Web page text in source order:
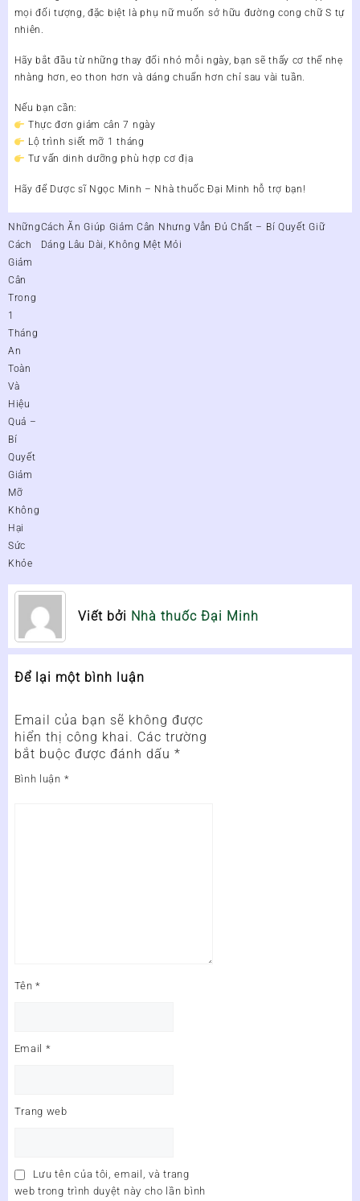
mọi đối tượng, đặc biệt là phụ nữ muốn sở hữu đường cong chữ S tự
nhiên.
Hãy bắt đầu từ những thay đổi nhỏ mỗi ngày, bạn sẽ thấy cơ thể nhẹ
nhàng hơn, eo thon hơn và dáng chuẩn hơn chỉ sau vài tuần.
Nếu bạn cần:
Thực đơn giảm cân 7 ngày
Lộ trình siết mỡ 1 tháng
Tư vấn dinh dưỡng phù hợp cơ địa
Hãy để Dược sĩ Ngọc Minh – Nhà thuốc Đại Minh hỗ trợ bạn!
Điều
hướng
bài
viết
Những
Cách
Giảm
Cân
Trong
1
Tháng
An
Toàn
Và
Hiệu
Quả –
Bí
Quyết
Giảm
Mỡ
Không
Hại
Sức
Khỏe
Cách Ăn Giúp Giảm Cân Nhưng Vẫn Đủ Chất – Bí Quyết Giữ
Dáng Lâu Dài, Không Mệt Mỏi
Viết bởi Nhà thuốc Đại Minh
Để lại một bình luận
Email của bạn sẽ không được
hiển thị công khai. Các trường
bắt buộc được đánh dấu *
Bình luận *
Tên*
Email *
Trang web
Lưu tên của tôi, email, và trang
web trong trình duyệt này cho lần bình